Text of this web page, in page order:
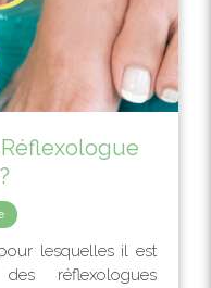
lesquelles il est
réflexologues